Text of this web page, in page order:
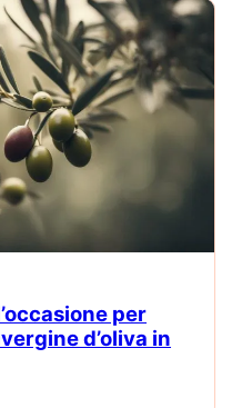
per
d’oliva in